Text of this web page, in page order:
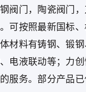
阀门，陶瓷阀门
可按照最新国标
材料有铸钢、锻钢
电液联动等；力
服务。部分产品